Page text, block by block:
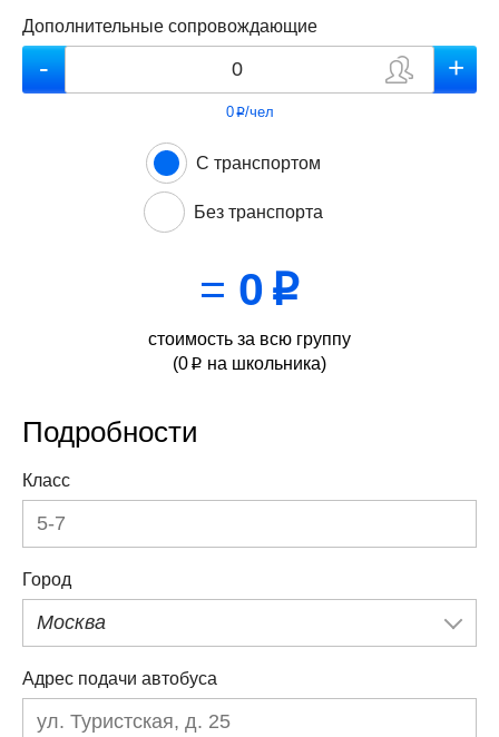
Дополнительные сопровождающие
0p/чел
С транспортом
Без транспорта
= 0 p
стоимость за всю группу
(0 p на школьника)
Подробности
Класс
Город
Москва
Адрес подачи автобуса